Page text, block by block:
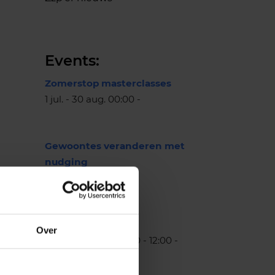
Over
Events:
Zomerstop masterclasses
1 jul. - 30 aug. 00:00 -
Gewoontes veranderen met
nudging
11 aug. 15:30 - 16:30 -
25 aug. - 22 sep. 11:00 - 12:00 -